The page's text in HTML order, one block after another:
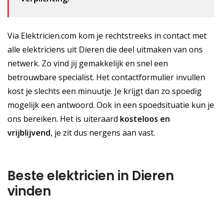
Via Elektricien.com kom je rechtstreeks in contact met
alle elektriciens uit Dieren die deel uitmaken van ons
netwerk. Zo vind jij gemakkelijk en snel een
betrouwbare specialist. Het contactformulier invullen
kost je slechts een minuutje. Je krijgt dan zo spoedig
mogelijk een antwoord. Ook in een spoedsituatie kun je
ons bereiken. Het is uiteraard kosteloos en
vrijblijvend, je zit dus nergens aan vast.
Beste elektricien in Dieren
vinden